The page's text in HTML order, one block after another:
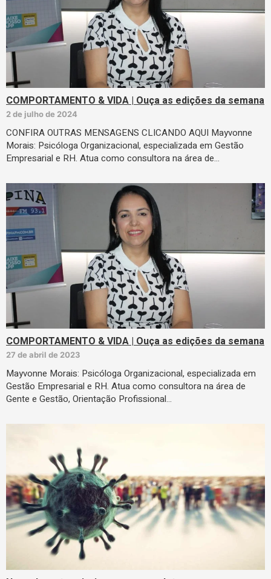
COMPORTAMENTO & VIDA | Ouça as edições da semana
2 de julho de 2024
CONFIRA OUTRAS MENSAGENS CLICANDO AQUI Mayvonne
Morais: Psicóloga Organizacional, especializada em Gestão
Empresarial e RH. Atua como consultora na área de…
COMPORTAMENTO & VIDA | Ouça as edições da semana
27 de abril de 2023
Mayvonne Morais: Psicóloga Organizacional, especializada em
Gestão Empresarial e RH. Atua como consultora na área de
Gente e Gestão, Orientação Profissional…